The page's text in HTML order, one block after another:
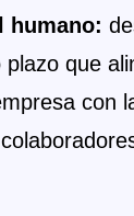
humano:
plazo que
con